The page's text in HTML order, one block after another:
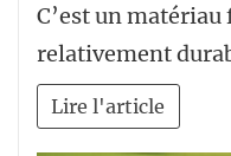
C’est un
relativement
Lire l'article